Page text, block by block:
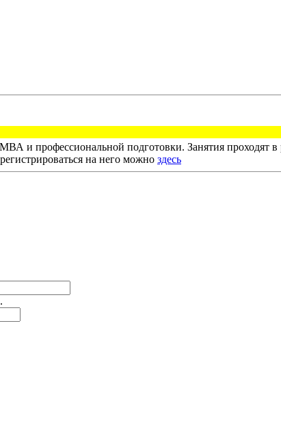
и профессиональной подготовки. Занятия проходят
на него можно здесь